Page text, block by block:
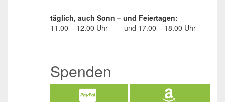
täglich, auch Sonn – und Feiertagen:
11.00 – 12.00 Uhr
und 17.00 – 18.00 Uhr
Spenden